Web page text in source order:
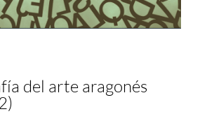
del arte aragonés